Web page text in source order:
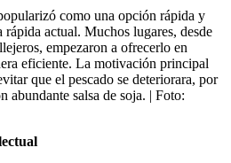
como una opción rápida y
actual. Muchos lugares, desde
empezaron a ofrecerlo en
eficiente. La motivación principal
que el pescado se deteriorara, por
abundante salsa de soja. | Foto: